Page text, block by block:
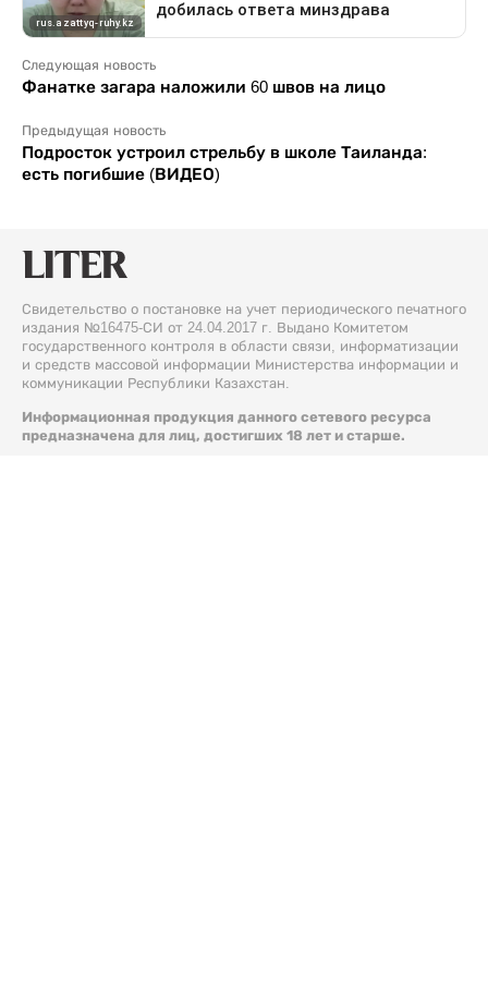
Следующая новость
Фанатке загара наложили 60 швов на лицо
Предыдущая новость
Подросток устроил стрельбу в школе Таиланда:
есть погибшие (ВИДЕО)
Свидетельство о постановке на учет периодического печатного
издания №16475-СИ от 24.04.2017 г. Выдано Комитетом
государственного контроля в области связи, информатизации
и средств массовой информации Министерства информации и
коммуникации Республики Казахстан.
Информационная продукция данного сетевого ресурса
предназначена для лиц, достигших 18 лет и старше.